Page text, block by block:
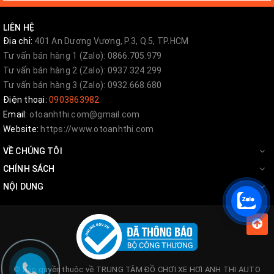
LIÊN HỆ
Địa chỉ: 401 An Dương Vương, P.3, Q.5, TP.HCM
Tư vấn bán hàng 1 (Zalo): 0866.705.979
Tư vấn bán hàng 2 (Zalo): 0937.324.299
Tư vấn bán hàng 3 (Zalo): 0932.668.680
Điện thoại: 0903863982
Email: otoanhthi.com@gmail.com
Website: https://www.otoanhthi.com
VỀ CHÚNG TÔI
CHÍNH SÁCH
NỘI DUNG
© Bản quyền thuộc về TRUNG TÂM ĐỒ CHƠI XE HƠI ANH THI AUTO